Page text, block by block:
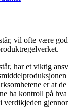
vil ofte være
har et viktig
er at
ha kontroll på